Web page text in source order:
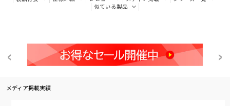
似ている製品
メディア掲載実績